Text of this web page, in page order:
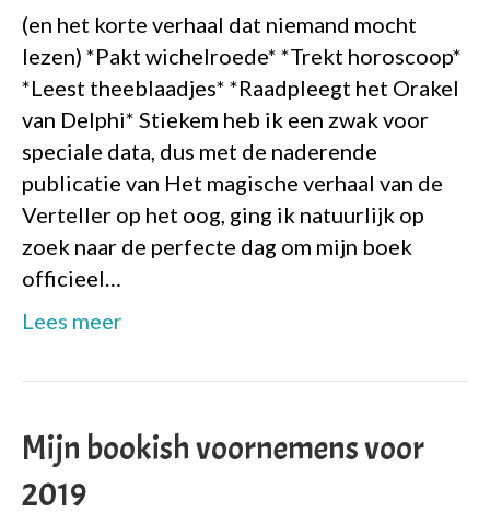
(en het korte verhaal dat niemand mocht
lezen) *Pakt wichelroede* *Trekt horoscoop*
*Leest theeblaadjes* *Raadpleegt het Orakel
van Delphi* Stiekem heb ik een zwak voor
speciale data, dus met de naderende
publicatie van Het magische verhaal van de
Verteller op het oog, ging ik natuurlijk op
zoek naar de perfecte dag om mijn boek
officieel…
Lees meer
Mijn bookish voornemens voor
2019